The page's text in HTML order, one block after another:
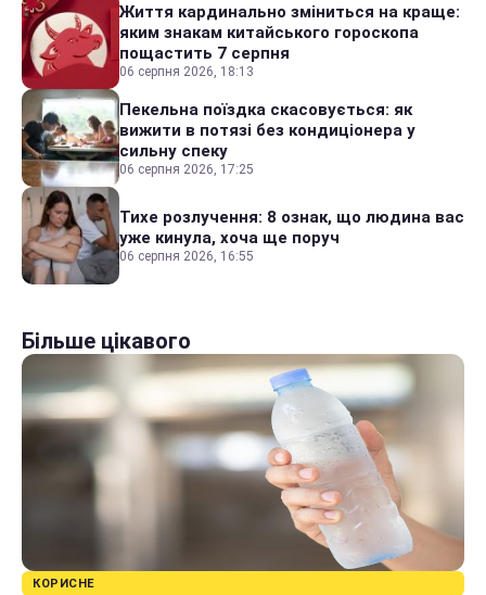
Життя кардинально зміниться на краще:
яким знакам китайського гороскопа
пощастить 7 серпня
06 серпня 2026, 18:13
Пекельна поїздка скасовується: як
вижити в потязі без кондиціонера у
сильну спеку
06 серпня 2026, 17:25
Тихе розлучення: 8 ознак, що людина вас
уже кинула, хоча ще поруч
06 серпня 2026, 16:55
Більше цікавого
КОРИСНЕ